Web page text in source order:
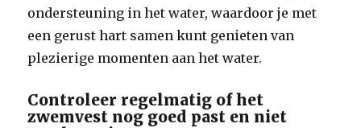
ondersteuning in het water, waardoor je met
een gerust hart samen kunt genieten van
plezierige momenten aan het water.
Controleer regelmatig of het
zwemvest nog goed past en niet